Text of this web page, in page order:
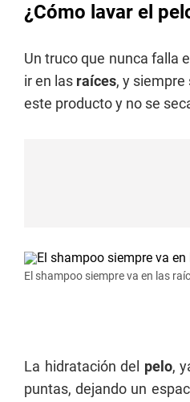
¿Cómo lavar el
Un truco que nunca falla
ir en las raíces, y
este producto y no se
El shampoo siempre va en las
La hidratación del pelo,
puntas, dejando un